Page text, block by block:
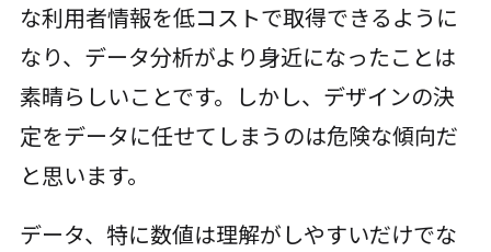
な利用者情報を低コストで取得できるように
なり、データ分析がより身近になったことは
素晴らしいことです。しかし、デザインの決
定をデータに任せてしまうのは危険な傾向だ
と思います。
データ、特に数値は理解がしやすいだけでな